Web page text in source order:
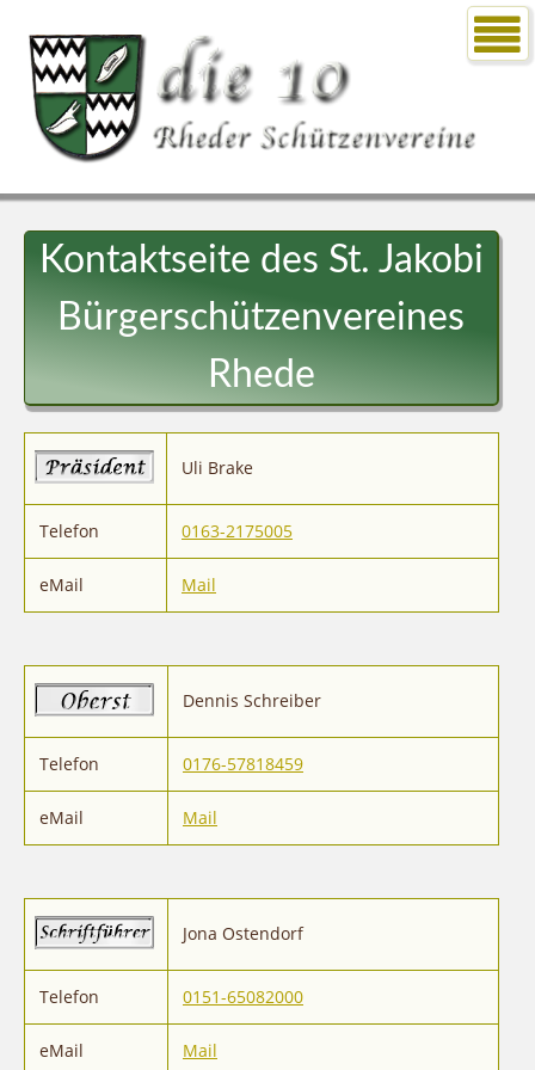
Kontaktseite des St. Jakobi
Bürgerschützenvereines
Rhede
Uli Brake
Telefon 0163-2175005
eMail Mail
Dennis Schreiber
Telefon 0176-57818459
eMail Mail
Jona Ostendorf
Telefon 0151-65082000
eMail Mail